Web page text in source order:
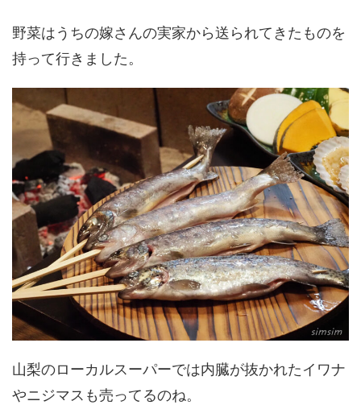
野菜はうちの嫁さんの実家から送られてきたものを
持って行きました。
山梨のローカルスーパーでは内臓が抜かれたイワナ
やニジマスも売ってるのね。